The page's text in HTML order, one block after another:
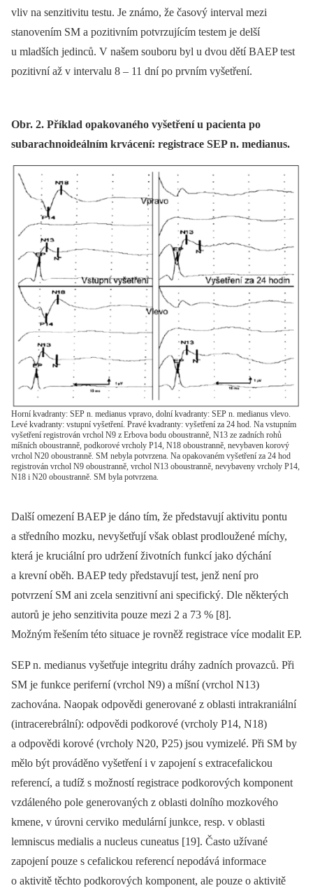
vliv na senzitivitu testu. Je známo, že časový interval mezi
stanovením SM a pozitivním potvrzujícím testem je delší
u mladších jedinců. V našem souboru byl u dvou dětí BAEP test
pozitivní až v intervalu 8 –⁠ 11 dní po prvním vyšetření.
Obr. 2. Příklad opakovaného vyšetření u pacienta po
subarachnoideálním krvácení: registrace SEP n. medianus.
Horní kvadranty: SEP n. medianus vpravo, dolní kvadranty: SEP n. medianus vlevo.
Levé kvadranty: vstupní vyšetření. Pravé kvadranty: vyšetření za 24 hod. Na vstupním
vyšetření registrován vrchol N9 z Erbova bodu oboustranně, N13 ze zadních rohů
míšních oboustranně, podkorové vrcholy P14, N18 oboustranně, nevybaven korový
vrchol N20 oboustranně. SM nebyla potvrzena. Na opakovaném vyšetření za 24 hod
registrován vrchol N9 oboustranně, vrchol N13 oboustranně, nevybaveny vrcholy P14,
N18 i N20 oboustranně. SM byla potvrzena.
Další omezení BAEP je dáno tím, že představují aktivitu pontu
a středního mozku, nevyšetřují však oblast prodloužené míchy,
která je kruciální pro udržení životních funkcí jako dýchání
a krevní oběh. BAEP tedy představují test, jenž není pro
potvrzení SM ani zcela senzitivní ani specifický. Dle ně­kte­rých
autorů je jeho senzitivita pouze mezi 2 a 73 % [8].
Možným řešením této situace je rovněž registrace více modalit EP.
SEP n. medianus vyšetřuje integritu dráhy zadních provazců. Při
SM je funkce periferní (vrchol N9) a míšní (vrchol N13)
zachována. Naopak odpovědi generované z oblasti intrakraniální
(intracerebrální): odpovědi podkorové (vrcholy P14, N18)
a odpovědi korové (vrcholy N20, P25) jsou vymizelé. Při SM by
mělo být prováděno vyšetření i v zapojení s extracefalickou
referencí, a tudíž s možností registrace podkorových komponent
vzdáleného pole generovaných z oblasti dolního mozkového
kmene, v úrovni cerviko medulární junkce, resp. v oblasti
lemniscus medialis a nucleus cuneatus [19]. Často užívané
zapojení pouze s cefalickou referencí nepodává informace
o aktivitě těchto podkorových komponent, ale pouze o aktivitě